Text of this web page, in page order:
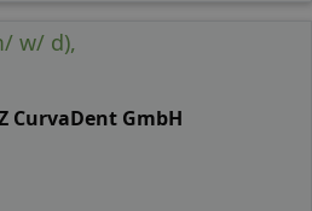
w/ d),
CurvaDent GmbH